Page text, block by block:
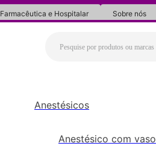
Farmacêutica e Hospitalar Sobre nós
Anestésicos
Anestésico com vaso